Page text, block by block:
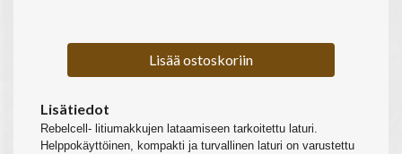
Lisää ostoskoriin
Lisätiedot
Rebelcell- litiumakkujen lataamiseen tarkoitettu laturi.
Helppokäyttöinen, kompakti ja turvallinen laturi on varustettu